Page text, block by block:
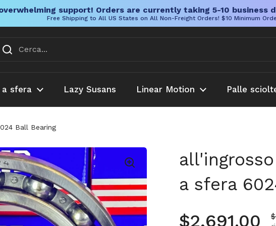
support! Orders are currently taking 5-10 business
Free Shipping to All US States on All Non-Freight Orders! $10 Minimum
a sfera Lazy Susans Linear Motion Palle
Ball Bearing
a sfera
Prezzo
$2,691.00